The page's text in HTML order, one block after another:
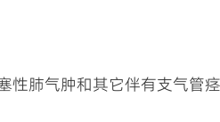
性肺气肿和其它伴有支气管